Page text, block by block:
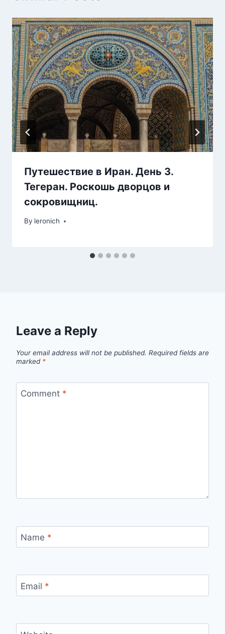
Путешествие в Иран. День 3.
Тегеран. Роскошь дворцов и
сокровищниц.
By leronich
Leave a Reply
Your email address will not be published. Required fields are
marked *
Comment *
Name *
Email *